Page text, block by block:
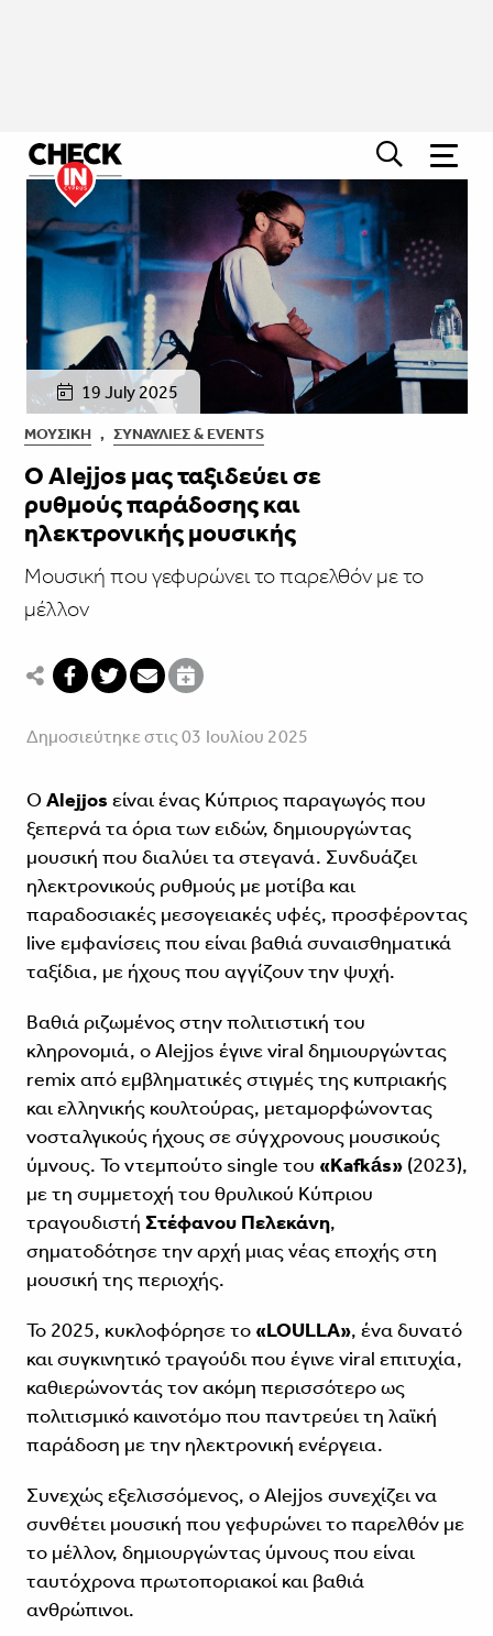
19 July 2025
ΜΟΥΣΙΚΉ , ΣΥΝΑΥΛΊΕΣ & EVENTS
Ο Alejjos μας ταξιδεύει σε
ρυθμούς παράδοσης και
ηλεκτρονικής μουσικής
Μουσική που γεφυρώνει το παρελθόν με το
μέλλον
Δημοσιεύτηκε στις 03 Ιουλίου 2025
Ο Alejjos είναι ένας Κύπριος παραγωγός που
ξεπερνά τα όρια των ειδών, δημιουργώντας
μουσική που διαλύει τα στεγανά. Συνδυάζει
ηλεκτρονικούς ρυθμούς με μοτίβα και
παραδοσιακές μεσογειακές υφές, προσφέροντας
live εμφανίσεις που είναι βαθιά συναισθηματικά
ταξίδια, με ήχους που αγγίζουν την ψυχή.
Βαθιά ριζωμένος στην πολιτιστική του
κληρονομιά, ο Alejjos έγινε viral δημιουργώντας
remix από εμβληματικές στιγμές της κυπριακής
και ελληνικής κουλτούρας, μεταμορφώνοντας
νοσταλγικούς ήχους σε σύγχρονους μουσικούς
ύμνους. Το ντεμπούτο single του «Kafkás»(2023),
με τη συμμετοχή του θρυλικού Κύπριου
τραγουδιστή Στέφανου Πελεκάνη,
σηματοδότησε την αρχή μιας νέας εποχής στη
μουσική της περιοχής.
Το 2025, κυκλοφόρησε το «LOULLA», ένα δυνατό
και συγκινητικό τραγούδι που έγινε viral επιτυχία,
καθιερώνοντάς τον ακόμη περισσότερο ως
πολιτισμικό καινοτόμο που παντρεύει τη λαϊκή
παράδοση με την ηλεκτρονική ενέργεια.
Συνεχώς εξελισσόμενος, ο Alejjos συνεχίζει να
συνθέτει μουσική που γεφυρώνει το παρελθόν με
το μέλλον, δημιουργώντας ύμνους που είναι
ταυτόχρονα πρωτοποριακοί και βαθιά
ανθρώπινοι.